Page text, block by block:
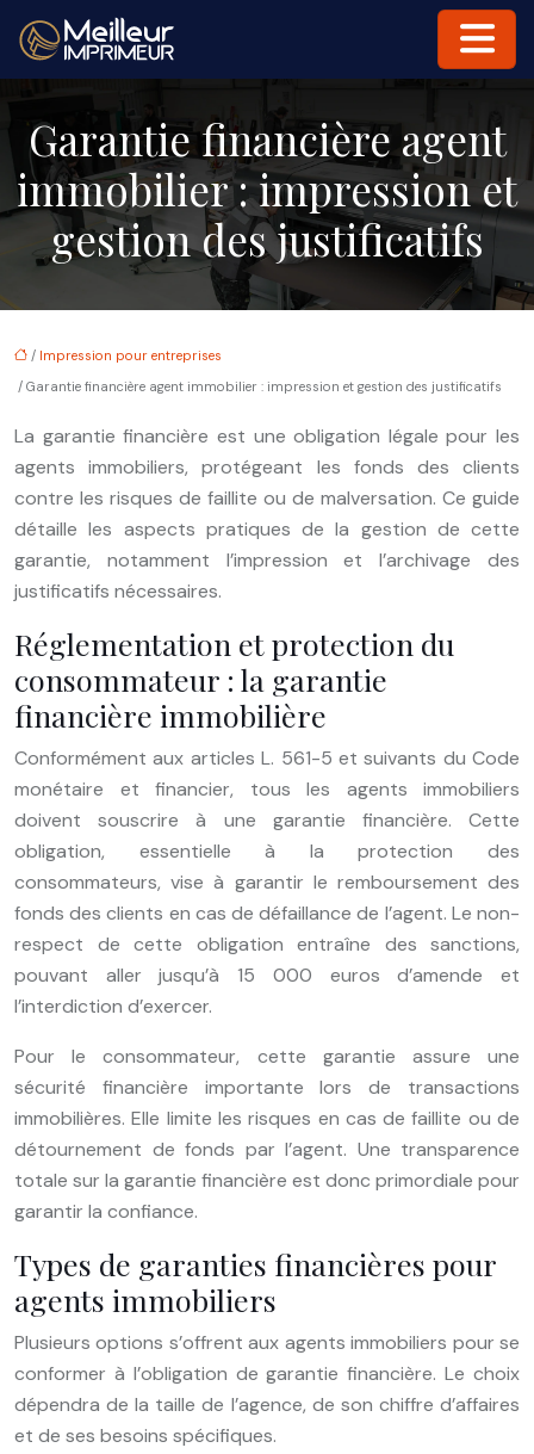
Garantie financière agent
immobilier : impression et
gestion des justificatifs
/ Impression pour entreprises
/ Garantie financière agent immobilier : impression et gestion des justificatifs
La garantie financière est une obligation légale pour les
agents immobiliers, protégeant les fonds des clients
contre les risques de faillite ou de malversation. Ce guide
détaille les aspects pratiques de la gestion de cette
garantie, notamment l’impression et l’archivage des
justificatifs nécessaires.
Réglementation et protection du
consommateur : la garantie
financière immobilière
Conformément aux articles L. 561-5 et suivants du Code
monétaire et financier, tous les agents immobiliers
doivent souscrire à une garantie financière. Cette
obligation, essentielle à la protection des
consommateurs, vise à garantir le remboursement des
fonds des clients en cas de défaillance de l’agent. Le non-
respect de cette obligation entraîne des sanctions,
pouvant aller jusqu’à 15 000 euros d’amende et
l’interdiction d’exercer.
Pour le consommateur, cette garantie assure une
sécurité financière importante lors de transactions
immobilières. Elle limite les risques en cas de faillite ou de
détournement de fonds par l’agent. Une transparence
totale sur la garantie financière est donc primordiale pour
garantir la confiance.
Types de garanties financières pour
agents immobiliers
Plusieurs options s’offrent aux agents immobiliers pour se
conformer à l’obligation de garantie financière. Le choix
dépendra de la taille de l’agence, de son chiffre d’affaires
et de ses besoins spécifiques.